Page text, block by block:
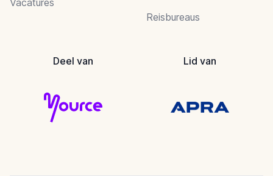
Vacatures
Reisbureaus
Deel van Lid van